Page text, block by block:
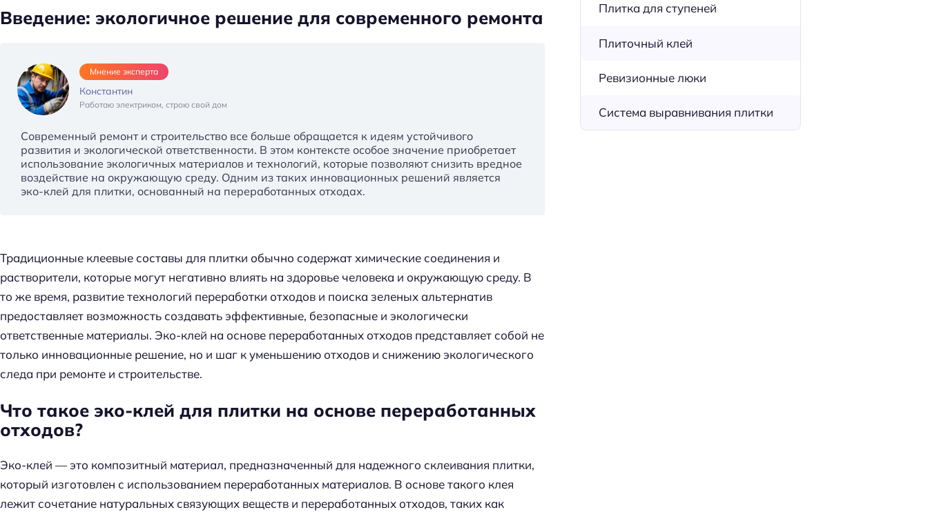
Введение: экологичное решение для современного ремонта
Мнение эксперта
Константин
Работаю электриком, строю свой дом
Современный ремонт и строительство все больше обращается к идеям устойчивого
развития и экологической ответственности. В этом контексте особое значение приобретает
использование экологичных материалов и технологий, которые позволяют снизить вредное
воздействие на окружающую среду. Одним из таких инновационных решений является
эко-клей для плитки, основанный на переработанных отходах.
Традиционные клеевые составы для плитки обычно содержат химические соединения и
растворители, которые могут негативно влиять на здоровье человека и окружающую среду. В
то же время, развитие технологий переработки отходов и поиска зеленых альтернатив
предоставляет возможность создавать эффективные, безопасные и экологически
ответственные материалы. Эко-клей на основе переработанных отходов представляет собой не
только инновационные решение, но и шаг к уменьшению отходов и снижению экологического
следа при ремонте и строительстве.
Что такое эко-клей для плитки на основе переработанных
отходов?
Эко-клей — это композитный материал, предназначенный для надежного склеивания плитки,
который изготовлен с использованием переработанных материалов. В основе такого клея
лежит сочетание натуральных связующих веществ и переработанных отходов, таких как
Плитка для ступеней
Плиточный клей
Ревизионные люки
Система выравнивания плитки